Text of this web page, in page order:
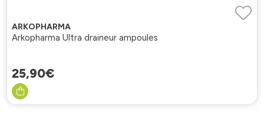
ARKOPHARMA
Arkopharma Ultra draineur ampoules
25,90€